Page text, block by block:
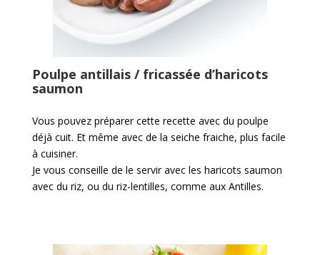
Poulpe antillais / fricassée d’haricots
saumon
Vous pouvez préparer cette recette avec du poulpe
déjà cuit. Et même avec de la seiche fraiche, plus facile
à cuisiner.
Je vous conseille de le servir avec les haricots saumon
avec du riz, ou du riz-lentilles, comme aux Antilles.